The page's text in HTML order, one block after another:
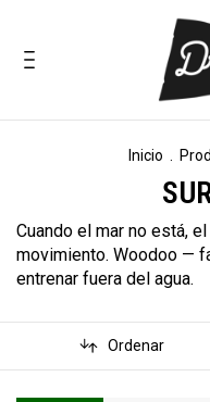
Inicio
Cuando el mar no está,
movimiento. Woodoo —
entrenar fuera del agua.
Ordenar